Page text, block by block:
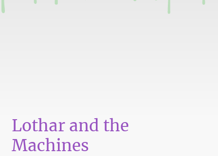
Lothar and the
Machines